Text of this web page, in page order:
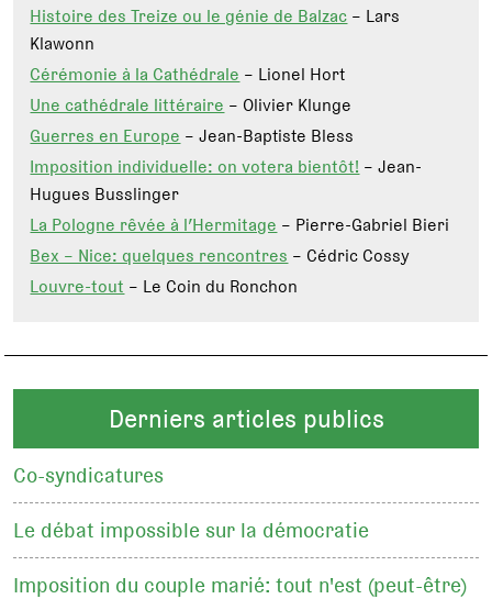
Histoire des Treize ou le génie de Balzac – Lars
Klawonn
Cérémonie à la Cathédrale – Lionel Hort
Une cathédrale littéraire – Olivier Klunge
Guerres en Europe – Jean-Baptiste Bless
Imposition individuelle: on votera bientôt! – Jean-
Hugues Busslinger
La Pologne rêvée à l’Hermitage – Pierre-Gabriel Bieri
Bex – Nice: quelques rencontres – Cédric Cossy
Louvre-tout – Le Coin du Ronchon
Derniers articles publics
Co-syndicatures
Le débat impossible sur la démocratie
Imposition du couple marié: tout n'est (peut-être)